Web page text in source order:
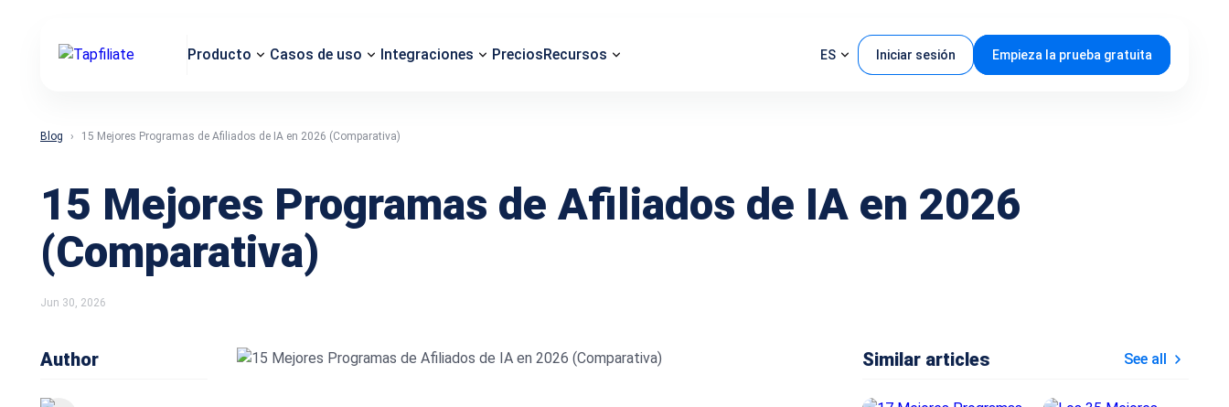
Producto Casos de uso Integraciones PreciosRecursos ES Iniciar sesión Empieza la prueba gratuita
Blog 15 Mejores Programas de Afiliados de IA en 2026 (Comparativa)
15 Mejores Programas de Afiliados de IA en 2026
(Comparativa)
Jun 30, 2026
Author Similar articles See all